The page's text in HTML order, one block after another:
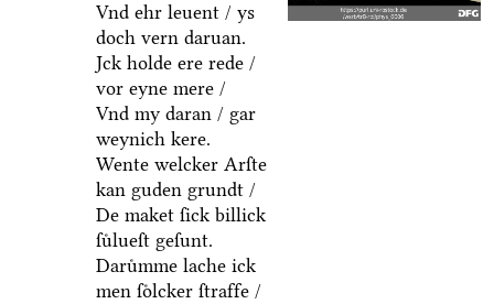
Vnd ehr leuent / ys
doch vern daruan.
Jck holde ere rede /
vor eyne mere /
Vnd my daran / gar
weynich kere.
Wente welcker Arſte
kan guden grundt /
De maket ſick billick
ſuͤlueſt geſunt.
Daruͤmme lache ick
men ſoͤlcker ſtraffe /